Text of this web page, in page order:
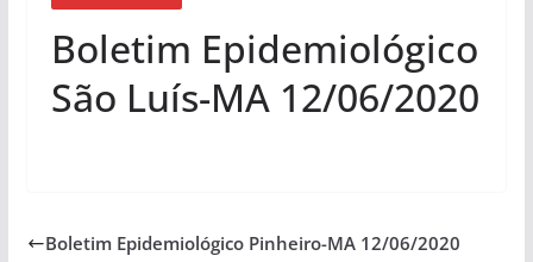
Boletim Epidemiológico
São Luís-MA 12/06/2020
Boletim Epidemiológico Pinheiro-MA 12/06/2020